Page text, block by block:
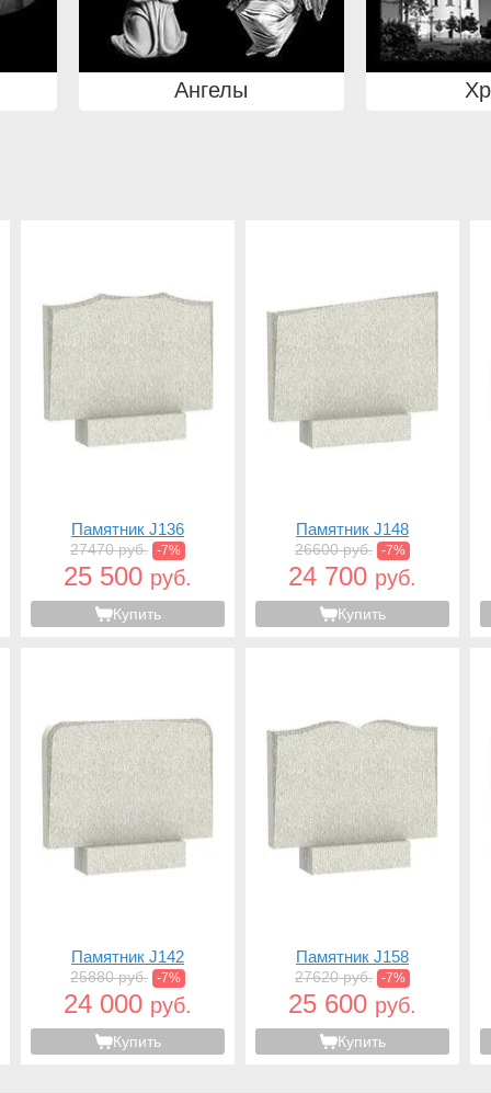
Ангелы
Памятник J136
27470 руб. -7%
25 500 руб.
Купить
Памятник J148
26600 руб. -7%
24 700 руб.
Купить
Памятник J142
25880 руб. -7%
24 000 руб.
Купить
Памятник J158
27620 руб. -7%
25 600 руб.
Купить